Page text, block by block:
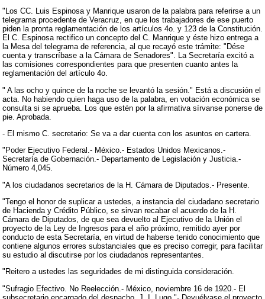
"Los CC. Luis Espinosa y Manrique usaron de la palabra para referirse a un
telegrama procedente de Veracruz, en que los trabajadores de ese puerto
piden la pronta reglamentación de los artículos 4o. y 123 de la Constitución.
El C. Espinosa rectifico un concepto del C. Manrique y éste hizo entrega a
la Mesa del telegrama de referencia, al que recayó este trámite: "Dése
cuenta y transcríbase a la Cámara de Senadores". La Secretaría excitó a
las comisiones correspondientes para que presenten cuanto antes la
reglamentación del artículo 4o.
" A las ocho y quince de la noche se levantó la sesión." Está a discusión el
acta. No habiendo quien haga uso de la palabra, en votación económica se
consulta si se aprueba. Los que estén por la afirmativa sírvanse ponerse de
pie. Aprobada.
- El mismo C. secretario: Se va a dar cuenta con los asuntos en cartera.
"Poder Ejecutivo Federal.- México.- Estados Unidos Mexicanos.-
Secretaría de Gobernación.- Departamento de Legislación y Justicia.-
Número 4,045.
"A los ciudadanos secretarios de la H. Cámara de Diputados.- Presente.
"Tengo el honor de suplicar a ustedes, a instancia del ciudadano secretario
de Hacienda y Crédito Público, se sirvan recabar el acuerdo de la H.
Cámara de Diputados, de que sea devuelto al Ejecutivo de la Unión el
proyecto de la Ley de Ingresos para el año próximo, remitido ayer por
conducto de esta Secretaría, en virtud de haberse tenido conocimiento que
contiene algunos errores substanciales que es preciso corregir, para facilitar
su estudio al discutirse por los ciudadanos representantes.
"Reitero a ustedes las seguridades de mi distinguida consideración.
"Sufragio Efectivo. No Reelección.- México, noviembre 16 de 1920.- El